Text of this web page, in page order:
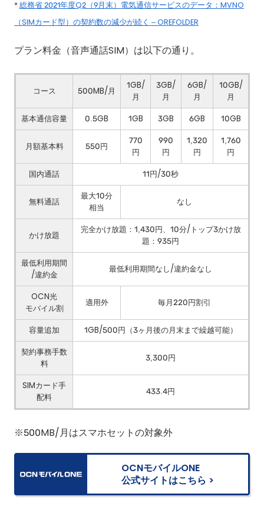
*総務省 2021年度Q2（9月末）電気通信サービスのデータ：MVNO
（SIMカード型）の契約数の減少が続く – OREFOLDER
プラン料金（音声通話SIM）は以下の通り。
コース 500MB/月
1GB/
月
3GB/
月
6GB/
月
10GB/
月
基本通信容量
0.5GB 1GB 3GB 6GB 10GB
月額基本料 550円
770
円
990
円
1,320
円
1,760
円
国内通話
11円/30秒
無料通話
最大10分
相当
なし
かけ放題
完全かけ放題：1,430円、10分/トップ3かけ放
題：935円
最低利用期間
/違約金
最低利用期間なし/違約金なし
OCN光
モバイル割
適用外 毎月220円割引
容量追加
1GB/500円（3ヶ月後の月末まで繰越可能）
契約事務手数
料
3,300円
SIMカード手
配料
433.4円
※500MB/月はスマホセットの対象外
OCNモバイルONE
公式サイトはこちら >